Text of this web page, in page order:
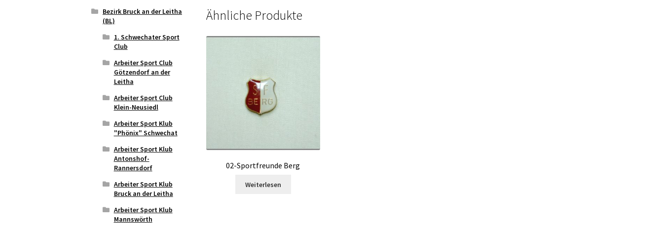
Ähnliche Produkte
02-Sportfreunde Berg
Weiterlesen
Bezirk Bruck an der Leitha
(BL)
1. Schwechater Sport
Club
Arbeiter Sport Club
Götzendorf an der
Leitha
Arbeiter Sport Club
Klein-Neusiedl
Arbeiter Sport Klub
"Phönix" Schwechat
Arbeiter Sport Klub
Antonshof-
Rannersdorf
Arbeiter Sport Klub
Bruck an der Leitha
Arbeiter Sport Klub
Mannswörth